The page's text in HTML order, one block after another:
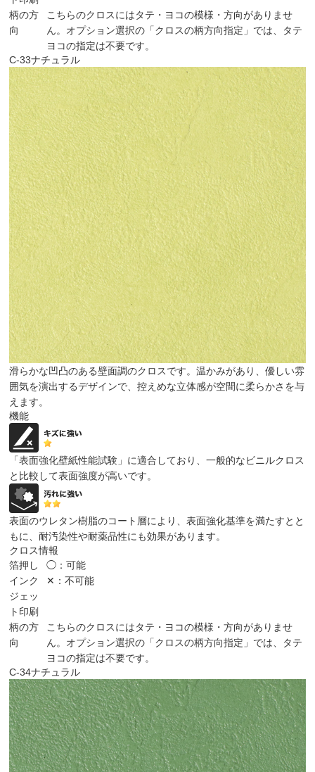
柄の方
向
こちらのクロスにはタテ・ヨコの模様・方向がありませ
ん。オプション選択の「クロスの柄方向指定」では、タテ
ヨコの指定は不要です。
C-33ナチュラル
滑らかな凹凸のある壁面調のクロスです。温かみがあり、優しい雰
囲気を演出するデザインで、控えめな立体感が空間に柔らかさを与
えます。
機能
「表面強化壁紙性能試験」に適合しており、一般的なビニルクロス
と比較して表面強度が高いです。
表面のウレタン樹脂のコート層により、表面強化基準を満たすとと
もに、耐汚染性や耐薬品性にも効果があります。
クロス情報
箔押し
◯：可能
インク
ジェッ
ト印刷
✕：不可能
柄の方
向
こちらのクロスにはタテ・ヨコの模様・方向がありませ
ん。オプション選択の「クロスの柄方向指定」では、タテ
ヨコの指定は不要です。
C-34ナチュラル